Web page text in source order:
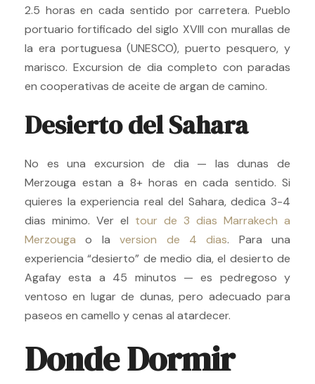
2.5 horas en cada sentido por carretera. Pueblo
portuario fortificado del siglo XVIII con murallas de
la era portuguesa (UNESCO), puerto pesquero, y
marisco. Excursion de dia completo con paradas
en cooperativas de aceite de argan de camino.
Desierto del Sahara
No es una excursion de dia — las dunas de
Merzouga estan a 8+ horas en cada sentido. Si
quieres la experiencia real del Sahara, dedica 3-4
dias minimo. Ver el tour de 3 dias Marrakech a
Merzouga o laversion de 4 dias. Para una
experiencia “desierto” de medio dia, el desierto de
Agafay esta a 45 minutos — es pedregoso y
ventoso en lugar de dunas, pero adecuado para
paseos en camello y cenas al atardecer.
Donde Dormir